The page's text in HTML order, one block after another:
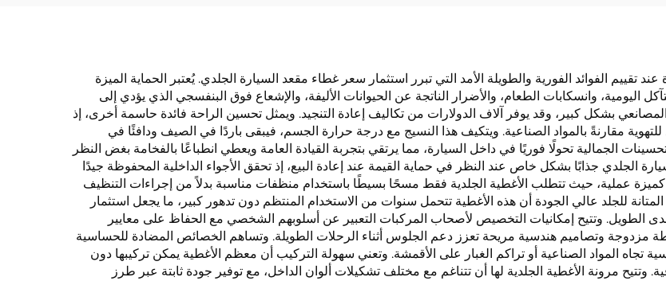
تقييم الفوائد الفورية والطويلة الأمد التي تبرر استثمار سعر غطاء مقعد السيارة الجلدي. يُعتبر الحماية الميزة
اليومية، وانسكابات الطعام، والأضرار الناتجة عن الحيوانات الأليفة، والإشعاع فوق البنفسجي الذي يؤدي إلى
بشكل كبير، وقد يوفر آلاف الدولارات من تكاليف إعادة التنجيد. ويمثل تحسين الراحة فائدة حاسمة أخرى، إذ
مقارنةً بالمواد الصناعية. ويتكيف هذا النسيج مع درجة حرارة الجسم، فيبقى باردًا في الصيف ودافئًا في
الجمالية تحولًا فوريًا في داخل السيارة، مما يرتقي بتجربة القيادة العامة ويعطي انطباعًا بالفخامة بغض النظر
جذابًا بشكل خاص عند النظر في حماية القيمة عند إعادة البيع، إذ تحقق الأجواء الداخلية المحفوظة جيدًا
عملية، حيث تتطلب الأغطية الجلدية فقط مسحًا بسيطًا باستخدام منظفات مناسبة بدلاً من إجراءات التنظيف
للجلد عالي الجودة أن هذه الأغطية تتحمل سنوات من الاستخدام المنتظم دون تدهور كبير، ما يجعل استثمار
الطويل. وتتيح إمكانيات التخصيص لأصحاب المركبات التعبير عن أسلوبهم الشخصي مع الحفاظ على معايير
مزدوجة وتصاميم هندسية مريحة تعزز دعم الجلوس أثناء الرحلات الطويلة. وتساهم الخصائص المضادة للحساسية
المواد الصناعية أو تراكم الغبار على الأقمشة. وتعني سهولة التركيب أن معظم الأغطية يمكن تركيبها دون
وتتيح مرونة الأغطية الجلدية لها أن تتناغم مع مختلف تشكيلات ألوان الداخل، مع توفير جودة ثابتة عبر طرز